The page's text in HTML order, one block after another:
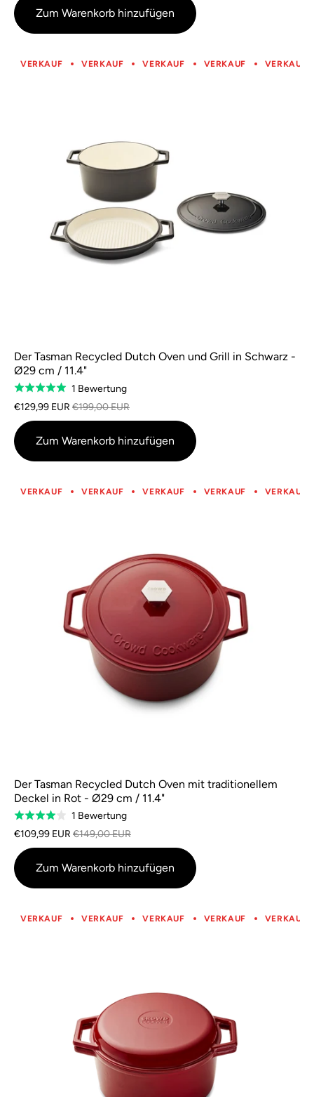
von
5
Bewertungen
Zum Warenkorb hinzufügen
VERKAUF VERKAUF VERKAUF VERKAUF VERKAUF
Der Tasman Recycled Dutch Oven und Grill in Schwarz -
Ø29 cm / 11.4"
Bewertet
mit
5,0
von
5
1 BewertungBasierend
auf
1
Bewertung
€129,99 EUR €199,00 EUR
Zum Warenkorb hinzufügen
VERKAUF VERKAUF VERKAUF VERKAUF VERKAUF
Der Tasman Recycled Dutch Oven mit traditionellem
Deckel in Rot - Ø29 cm / 11.4"
Bewertet
mit
4,0
von
5
1 BewertungBasierend
auf
1
Bewertung
€109,99 EUR €149,00 EUR
Zum Warenkorb hinzufügen
VERKAUF VERKAUF VERKAUF VERKAUF VERKAUF